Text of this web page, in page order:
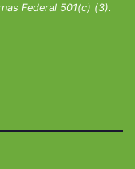
Federal 501(c) (3).